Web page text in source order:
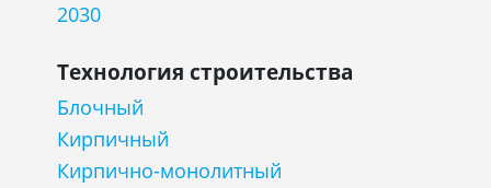
2030
Технология строительства
Блочный
Кирпичный
Кирпично-монолитный